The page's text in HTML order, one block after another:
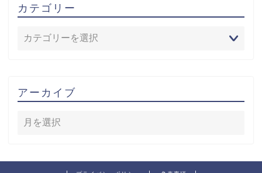
カテゴリー
アーカイブ